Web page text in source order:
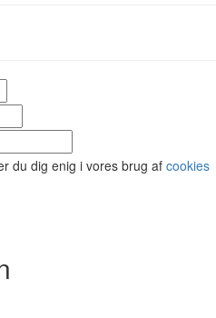
du dig enig i vores brug af cookies